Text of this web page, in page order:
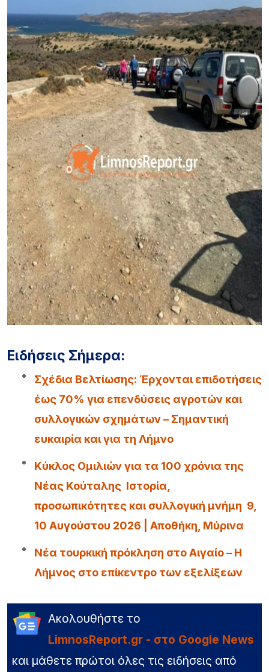
Ειδήσεις Σήμερα:
Σχέδια Βελτίωσης: Έρχονται επιδοτήσεις
έως 70% για επενδύσεις αγροτών και
συλλογικών σχημάτων – Σημαντική
ευκαιρία και για τη Λήμνο
Κύκλος Ομιλιών για τα 100 χρόνια της
Νέας Κούταλης Ιστορία,
προσωπικότητες και συλλογική μνήμη 9,
10 Αυγούστου 2026 | Αποθήκη, Μύρινα
Νέα τουρκική πρόκληση στο Αιγαίο – Η
Λήμνος στο επίκεντρο των εξελίξεων
Ακολουθήστε το
LimnosReport.gr - στο Google News
και μάθετε πρώτοι όλες τις ειδήσεις από